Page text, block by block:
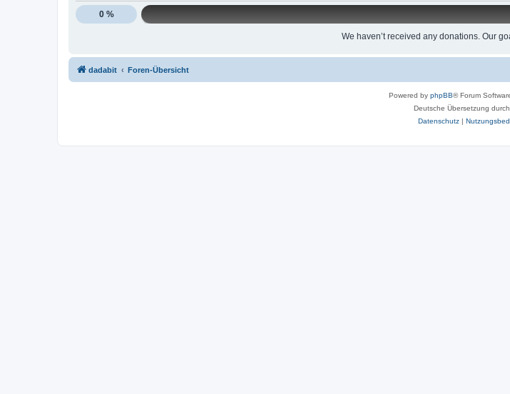
0 %
We haven’t received any donations. Our
dadabit Foren-Übersicht
Powered by phpBB® Forum
Deutsche Übersetzung durch
Datenschutz|